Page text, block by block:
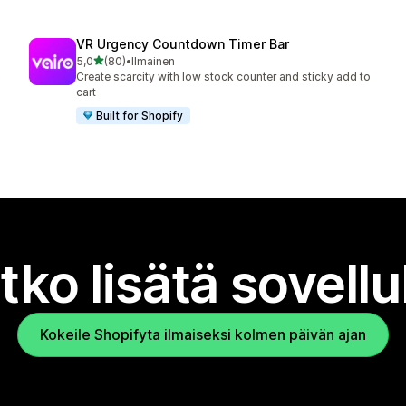
VR Urgency Countdown Timer Bar
5,0/ 5 tähteä
(80)
80 arvostelua yhteensä
•Ilmainen
Create scarcity with low stock counter and sticky add to
cart
Built for Shopify
lisätä
Kokeile Shopifyta ilmaiseksi kolmen päivän ajan